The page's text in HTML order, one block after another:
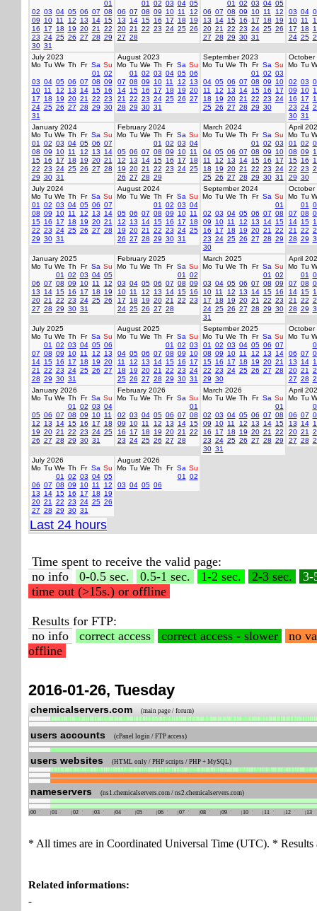
01
02 03 04 05 06 07 08
09
10 11 12 13 14 15
16
17 18 19 20 21
22
23 24 25 26 27 28 29
30 31
01 02 03 04 05
06 07 08 09 10 11
12
13
14 15 16 17 18
19
20 21 22 23 24 25 26
27 28
01 02 03 04 05
06 07 08 09 10 11
12
13
14 15 16 17 18
19
20 21 22 23 24 25 26
27 28 29 30 31
03 04
10 11
17
18
24 25
July 2023
Mo Tu We Th Fr Sa Su
01
02
03 04 05 06 07 08 09
10 11 12 13 14 15 16
17
18 19 20 21 22 23
24 25 26 27 28 29 30
31
August 2023
Mo Tu We Th Fr Sa Su
01
02 03 04 05 06
07 08 09 10 11 12
13
14 15 16 17 18 19 20
21
22 23 24 25 26 27
28 29 30 31
September 2023
Mo Tu We Th Fr Sa Su
01
02 03
04 05 06 07 08 09
10
11
12 13 14 15 16
17
18
19 20 21 22 23 24
25 26 27 28 29 30
October
Mo Tu
02 03
09
10
16
17
23 24
30 31
January 2024
Mo Tu We Th Fr Sa Su
01
02 03 04 05 06 07
08 09 10 11 12 13
14
15 16 17 18 19 20 21
22 23 24 25 26 27 28
29 30 31
February 2024
Mo Tu We Th Fr Sa Su
01
02 03 04
05 06 07 08 09 10 11
12
13 14 15 16 17
18
19 20 21 22 23 24 25
26 27 28 29
March 2024
Mo Tu We Th Fr Sa Su
01
02 03
04 05 06 07 08 09
10
11
12 13 14 15 16
17
18
19 20 21 22 23 24
25 26 27 28 29 30 31
April
Mo Tu
01
02
08 09
15 16
22 23
29 30
July 2024
Mo Tu We Th Fr Sa Su
01
02 03 04 05 06 07
08 09 10 11 12 13
14
15 16 17 18 19 20 21
22 23 24 25 26 27 28
29 30 31
August 2024
Mo Tu We Th Fr Sa Su
01
02 03 04
05 06 07 08 09 10 11
12
13 14 15 16 17
18
19 20 21 22 23 24 25
26 27 28 29 30 31
September 2024
Mo Tu We Th Fr Sa Su
01
02 03 04 05 06 07 08
09
10 11 12 13 14 15
16
17 18 19 20 21
22
23 24 25 26 27 28 29
30
October
Mo Tu
01
07 08
14 15
21
22
28 29
January 2025
Mo Tu We Th Fr Sa Su
01
02 03 04 05
06 07 08 09 10 11
12
13
14 15 16 17 18
19
20 21 22 23 24 25 26
27 28 29 30 31
February 2025
Mo Tu We Th Fr Sa Su
01
02
03 04 05 06 07 08 09
10 11 12 13 14 15 16
17
18 19 20 21 22 23
24 25 26 27 28
March 2025
Mo Tu We Th Fr Sa Su
01
02
03 04 05 06 07 08 09
10 11 12 13 14 15 16
17
18 19 20 21 22 23
24 25 26 27 28 29 30
31
April
Mo Tu
01
07 08
14 15
21
22
28 29
July 2025
Mo Tu We Th Fr Sa Su
01
02 03 04 05 06
07 08 09 10 11 12
13
14 15 16 17 18 19 20
21
22 23 24 25 26 27
28 29 30 31
August 2025
Mo Tu We Th Fr Sa Su
01
02 03
04 05 06 07 08 09
10
11
12 13 14 15 16
17
18
19 20 21 22 23 24
25 26 27 28 29 30 31
September 2025
Mo Tu We Th Fr Sa Su
01
02 03 04 05 06 07
08 09 10 11 12 13
14
15 16 17 18 19 20 21
22 23 24 25 26 27 28
29 30
October
Mo Tu
06 07
13
14
20 21
27 28
January 2026
Mo Tu We Th Fr Sa Su
01
02 03 04
05 06 07 08 09 10 11
12
13 14 15 16 17
18
19 20 21 22 23 24 25
26 27 28 29 30 31
February 2026
Mo Tu We Th Fr Sa Su
01
02 03 04 05 06 07 08
09
10 11 12 13 14 15
16
17 18 19 20 21
22
23 24 25 26 27 28
March 2026
Mo Tu We Th Fr Sa Su
01
02 03 04 05 06 07 08
09
10 11 12 13 14 15
16
17 18 19 20 21
22
23 24 25 26 27 28 29
30 31
April
Mo Tu
06 07
13
14
20 21
27 28
July 2026
Mo Tu We Th Fr Sa Su
01
02 03 04 05
06 07 08 09 10 11
12
13
14 15 16 17 18
19
20 21 22 23 24 25 26
27 28 29 30 31
August 2026
Mo Tu We Th Fr Sa Su
01
02
03 04 05 06
Last 24 hours
Time spent to receive the valid page:
no info
0-0.5 sec. 0.5-1 sec. 1-2 sec. 2-3 sec.
3-
time out (>15s.) or offline
Results for FTP:
no info
correct access correct access - slower
no
offline
2016-01-26, Tuesday
chemicalservers.com (main page / forum)
users accounts (cPanel login / FTP access)
users websites (HTML only / PHP scripts / PHP + MySQL)
nameservers (ns1.chemicalservers.com / ns2.chemicalservers.com)
00 01 02 03 04 05 06 07 08 09 10 11 12 13
* All times are in Coordinated Universal Time (UTC). * Results
Related informations:
-